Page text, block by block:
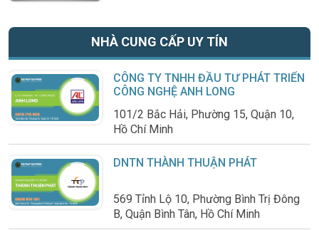
NHÀ CUNG CẤP UY TÍN
CÔNG TY TNHH ĐẦU TƯ PHÁT TRIỂN
CÔNG NGHỆ ANH LONG
101/2 Bắc Hải, Phường 15, Quận 10,
Hồ Chí Minh
DNTN THÀNH THUẬN PHÁT
569 Tỉnh Lộ 10, Phường Bình Trị Đông
B, Quận Bình Tân, Hồ Chí Minh